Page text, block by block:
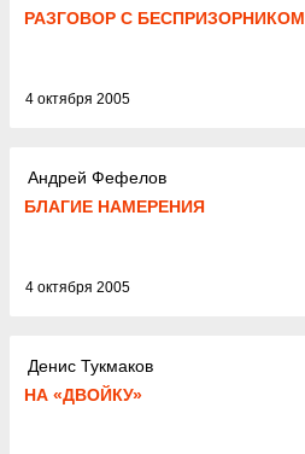
РАЗГОВОР С БЕСПРИЗОРНИКОМ
4 октября 2005
Андрей Фефелов
БЛАГИЕ НАМЕРЕНИЯ
4 октября 2005
Денис Тукмаков
НА «ДВОЙКУ»